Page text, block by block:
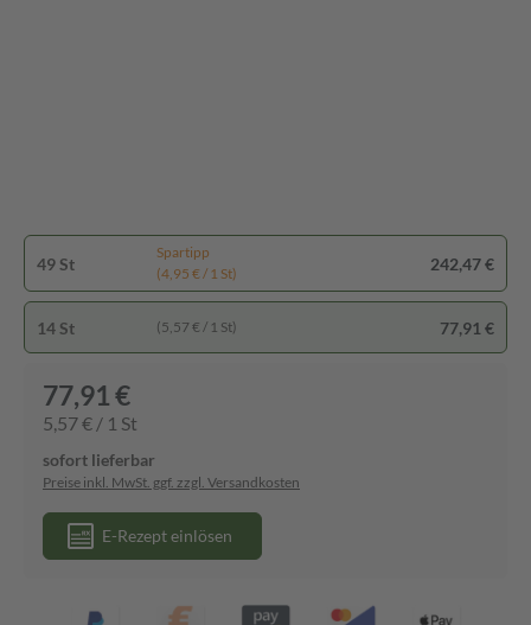
49 St
Spartipp
(4,95 € / 1 St)
242,47 €
14 St (5,57 € / 1 St) 77,91 €
77,91 €
5,57 € / 1 St
sofort lieferbar
Preise inkl. MwSt. ggf. zzgl. Versandkosten
E-Rezept einlösen